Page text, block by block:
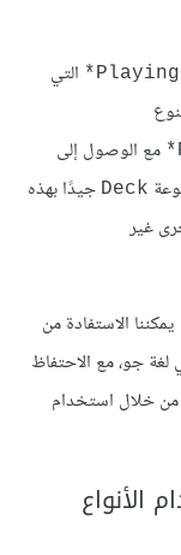
التي
مع الوصول إلى
Deck جيدًا بهذه
غير
الاستفادة من
لغة جو، مع الاحتفاظ
خلال استخدام
الأنواع